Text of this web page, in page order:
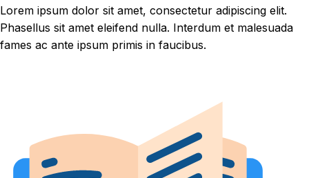
Lorem ipsum dolor sit amet, consectetur adipiscing elit.
Phasellus sit amet eleifend nulla. Interdum et malesuada
fames ac ante ipsum primis in faucibus.